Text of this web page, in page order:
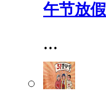
午节放
...